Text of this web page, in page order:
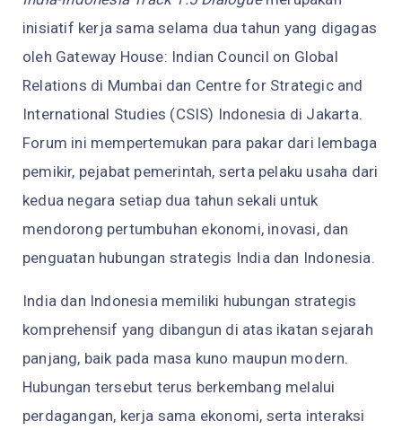
inisiatif kerja sama selama dua tahun yang digagas
oleh Gateway House: Indian Council on Global
Relations di Mumbai dan Centre for Strategic and
International Studies (CSIS) Indonesia di Jakarta.
Forum ini mempertemukan para pakar dari lembaga
pemikir, pejabat pemerintah, serta pelaku usaha dari
kedua negara setiap dua tahun sekali untuk
mendorong pertumbuhan ekonomi, inovasi, dan
penguatan hubungan strategis India dan Indonesia.
India dan Indonesia memiliki hubungan strategis
komprehensif yang dibangun di atas ikatan sejarah
panjang, baik pada masa kuno maupun modern.
Hubungan tersebut terus berkembang melalui
perdagangan, kerja sama ekonomi, serta interaksi